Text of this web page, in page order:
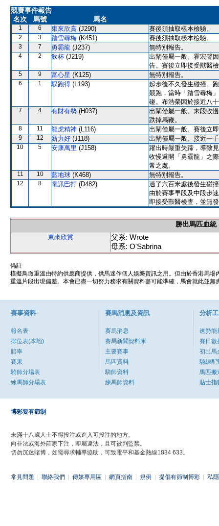
競賽事件報告
名次
馬號 馬名
1 6 東來欣賞 (J290) 賽後須抽取樣本檢驗。
2 3 踏雪尋梅 (K451) 賽後須抽取樣本檢驗。
3 7 勇霸龍 (J237) 無特別報告。
4 2 飲杯 (J219)
出閘僅屬一般。霍宏聲
告。賽後立即接受獸醫
5 9 富心星 (K125) 無特別報告。
6 1 馭跑得 (L193)
起步後不久發生碰撞。
競跑，當時「踏雪尋梅
碰。布浩榮因於接近八
7 4 有財有勢 (H037)
出閘僅屬一般。末段收
跌掉馬鞭。
8 11 龍虎精神 (L116) 出閘僅屬一般。賽後立
9 12 新力好 (J118) 出閘僅屬一般。接近一
10 5 安康萬里 (J158)
躍出時嚴重失蹄，導致
收慢避開「勇霸龍」之
常之處。
11 10 藍地球 (K468) 無特別報告。
12 8 電訊巴打 (D482)
過了六百米處後發生碰
由於賽事早段及中段步
即接受獸醫檢查，並無
勝出馬匹血統
東來欣賞
父系: Wrote
母系: O'Sabrina
備註
模擬鳥瞰重溫由特約供應商提供，供馬迷作個人娛樂資訊之用。但由於香港馬
重溫片段出現偏差。本會已盡一切努力務求有關資料盡可能準確，馬會就此並
賽事資料
報名表
排位表(本地)
賠率
賽果
騎師分場表
練馬師分場表
賽馬消息及資訊
賽馬消息
賽馬新聞資料庫
主要賽事
馬匹資料
騎師資料
練馬師資料
分析
速勢能
賽日數
初出馬
騎練配
馬匹搬
貼士指
博彩要有節制
未滿十八歲人士不得投注或進入可投注的地方。
向非法或海外莊家下注，即屬違法，且可被判監禁。
切勿沉迷賭博，如需尋求輔導協助，可致電平和基金熱線1834 633。
常見問題 聯絡我們 傳媒專用區 網頁指南 規例 提倡有節制博彩 私